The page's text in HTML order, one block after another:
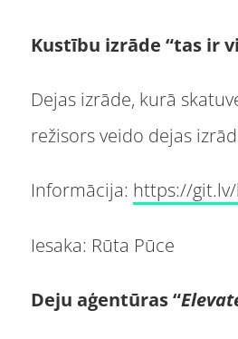
Kustību izrāde “tas ir
Dejas izrāde, kurā
režisors veido dejas
Informācija: https://
Iesaka: Rūta Pūce
Deju aģentūras “